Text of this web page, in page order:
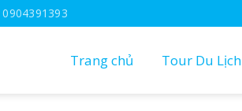
0904391393
Trang chủ Tour Du Lịch